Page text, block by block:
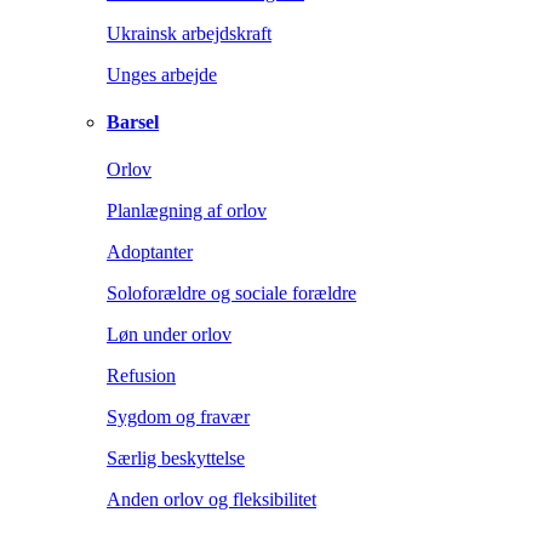
Ukrainsk arbejdskraft
Unges arbejde
Barsel
Orlov
Planlægning af orlov
Adoptanter
Soloforældre og sociale forældre
Løn under orlov
Refusion
Sygdom og fravær
Særlig beskyttelse
Anden orlov og fleksibilitet